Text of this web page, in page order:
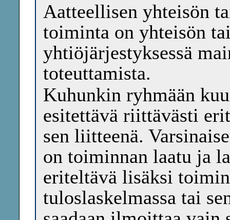
Aatteellisen yhteisön
toiminta on yhteisön
yhtiöjärjestyksessä
toteuttamista.
Kuhunkin ryhmään
esitettävä riittävästi
sen liitteenä.
on toiminnan laatu ja
eriteltävä lisäksi
tuloslaskelmassa tai